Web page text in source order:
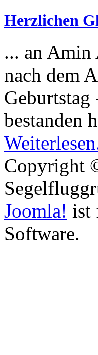
Herzlichen
... an Amin
nach dem
bestanden
Copyright
Joomla! ist
Software.